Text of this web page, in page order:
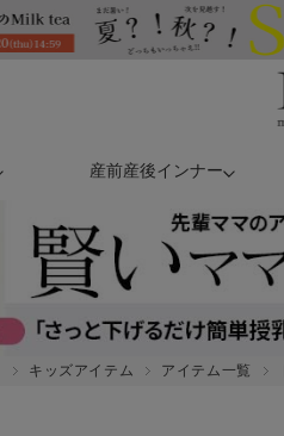
産前産後インナー
キッズアイテム アイテム一覧